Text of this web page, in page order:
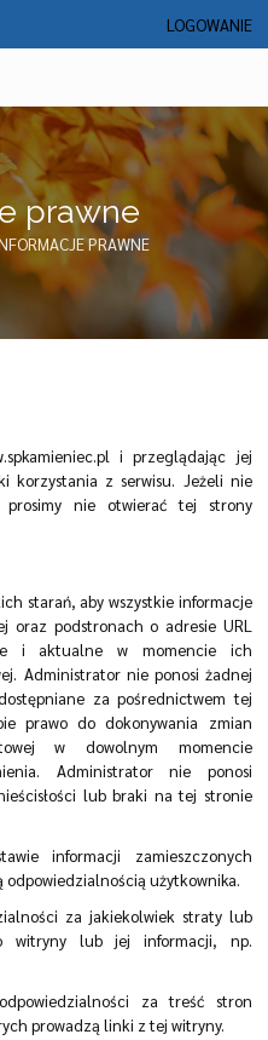
LOGOWANIE
prawne
PRAWNE
i przeglądając jej
korzystania z serwisu. Jeżeli nie
nie otwierać tej strony
starań, aby wszystkie informacje
oraz podstronach o adresie URL
i aktualne w momencie ich
Administrator nie ponosi żadnej
za pośrednictwem tej
prawo do dokonywania zmian
w dowolnym momencie
Administrator nie ponosi
lub braki na tej stronie
informacji zamieszczonych
użytkownika.
za jakiekolwiek straty lub
witryny lub jej informacji, np.
za treść stron
prowadzą linki z tej witryny.